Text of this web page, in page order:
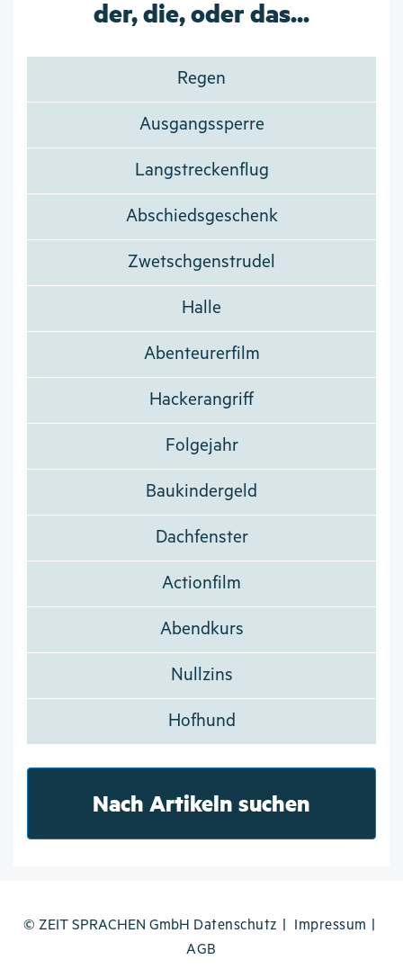
der, die, oder das...
Regen
Ausgangssperre
Langstreckenflug
Abschiedsgeschenk
Zwetschgenstrudel
Halle
Abenteurerfilm
Hackerangriff
Folgejahr
Baukindergeld
Dachfenster
Actionfilm
Abendkurs
Nullzins
Hofhund
Nach Artikeln suchen
© ZEIT SPRACHEN GmbH Datenschutz
Impressum
AGB